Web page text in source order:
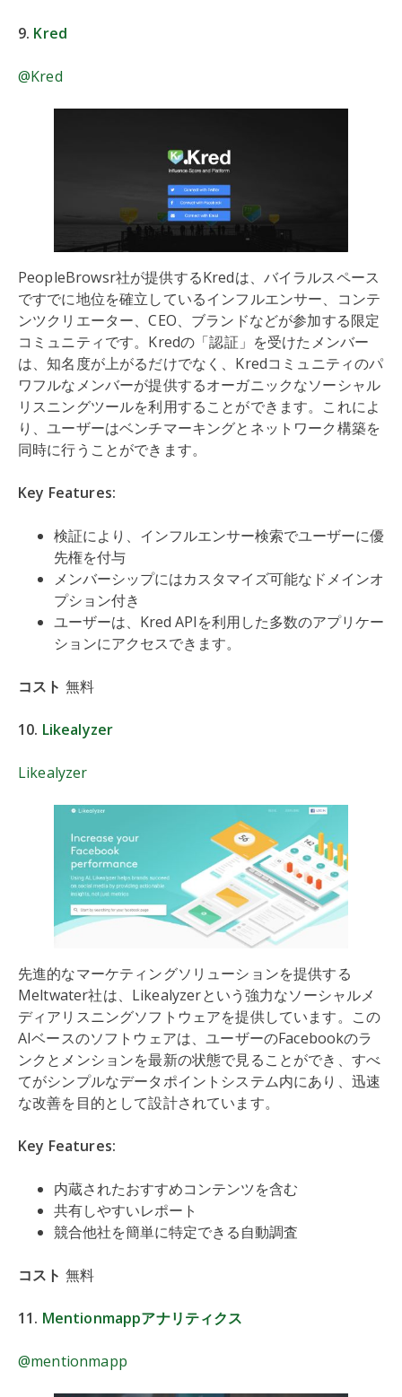
9. Kred
@Kred
PeopleBrowsr社が提供するKredは、バイラルスペース
ですでに地位を確立しているインフルエンサー、コンテ
ンツクリエーター、CEO、ブランドなどが参加する限定
コミュニティです。Kredの「認証」を受けたメンバー
は、知名度が上がるだけでなく、Kredコミュニティのパ
ワフルなメンバーが提供するオーガニックなソーシャル
リスニングツールを利用することができます。これによ
り、ユーザーはベンチマーキングとネットワーク構築を
同時に行うことができます。
Key Features:
検証により、インフルエンサー検索でユーザーに優
先権を付与
メンバーシップにはカスタマイズ可能なドメインオ
プション付き
ユーザーは、Kred APIを利用した多数のアプリケー
ションにアクセスできます。
コスト 無料
10. Likealyzer
Likealyzer
先進的なマーケティングソリューションを提供する
Meltwater社は、Likealyzerという強力なソーシャルメ
ディアリスニングソフトウェアを提供しています。この
AIベースのソフトウェアは、ユーザーのFacebookのラ
ンクとメンションを最新の状態で見ることができ、すべ
てがシンプルなデータポイントシステム内にあり、迅速
な改善を目的として設計されています。
Key Features:
内蔵されたおすすめコンテンツを含む
共有しやすいレポート
競合他社を簡単に特定できる自動調査
コスト 無料
11. Mentionmappアナリティクス
@mentionmapp